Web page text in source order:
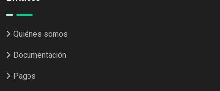
Quiénes somos
Documentación
Pagos